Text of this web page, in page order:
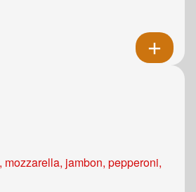
mozzarella, jambon, pepperoni,